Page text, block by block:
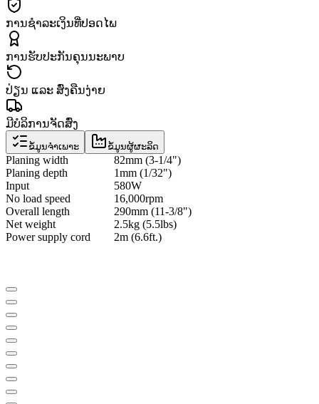
ການຊຳລະເງິນທີ່ປອດໄພ
ການຮັບປະກັນຄຸນນະພາບ
ປ່ຽນ ແລະ ສົ່ງຄືນງ່າຍ
ມີບໍລິການຈັດສົ່ງ
ຂໍ້ມູນຈຳເພາະ ຂໍ້ມູນຜູ້ຜະລິດ
Planing width
82mm (3-1/4")
Planing depth
1mm (1/32")
Input
580W
No load speed
16,000rpm
Overall length
290mm (11-3/8")
Net weight
2.5kg (5.5lbs)
Power supply cord
2m (6.6ft.)